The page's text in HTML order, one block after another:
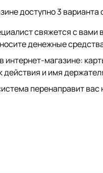
доступно 3 варианта
свяжется с
денежные
магазине:
действия и имя
перенаправит